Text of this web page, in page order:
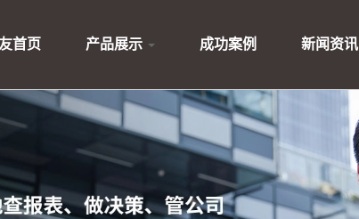
首页 产品展示 成功案例 新闻资讯